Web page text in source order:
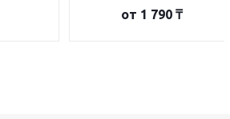
от 1 790 ₸